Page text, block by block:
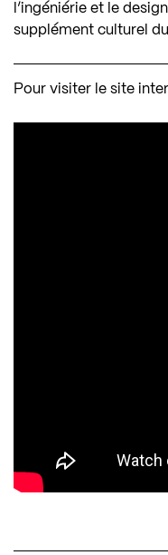
l’ingéniérie et le
supplément culturel
Pour visiter le site